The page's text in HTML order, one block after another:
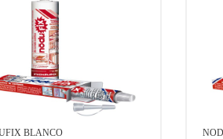
BLANCO